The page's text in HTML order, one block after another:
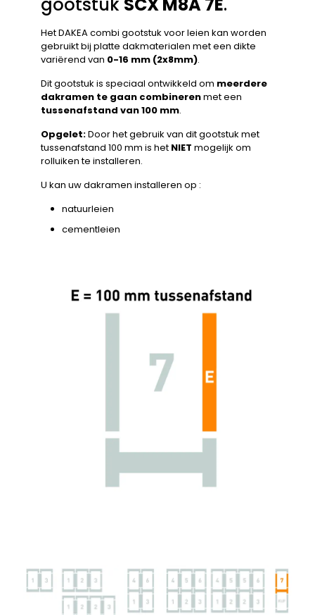
Het DAKEA combi gootstuk voor leien kan worden
gebruikt bij platte dakmaterialen met een dikte
variërend van 0-16 mm (2x8mm).
Dit gootstuk is speciaal ontwikkeld om meerdere
dakramen te gaan combinerenmet een
tussenafstand van 100 mm.
Opgelet:Door het gebruik van dit gootstuk met
tussenafstand 100 mm is het NIET mogelijk om
rolluiken te installeren.
U kan uw dakramen installeren op :
natuurleien
cementleien